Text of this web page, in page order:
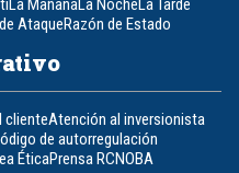
AtaqueRazón de Estado
clienteAtención al inversionista
de autorregulación
ÉticaPrensa RCNOBA